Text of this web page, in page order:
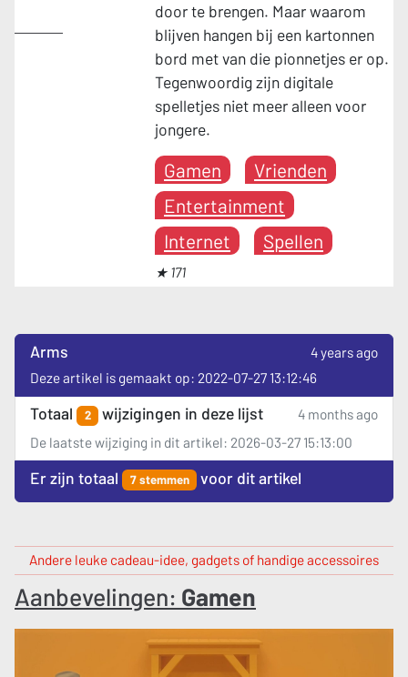
door te brengen. Maar waarom
blijven hangen bij een kartonnen
bord met van die pionnetjes er op.
Tegenwoordig zijn digitale
spelletjes niet meer alleen voor
jongere.
Gamen
Vrienden
Entertainment
Internet
Spellen
★ 171
Arms
4 years ago
Deze artikel is gemaakt op: 2022-07-27 13:12:46
Totaal 2 wijzigingen in deze lijst
4 months ago
De laatste wijziging in dit artikel: 2026-03-27 15:13:00
Er zijn totaal 7 stemmen voor dit artikel
Andere leuke cadeau-idee, gadgets of handige accessoires
Aanbevelingen: Gamen